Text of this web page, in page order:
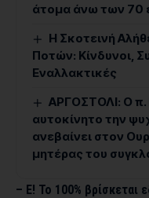
άτομα άνω των 70
Η Σκοτεινή
Ποτών: Κίνδυνοι,
Εναλλακτικές
ΑΡΓΟΣΤΟΛΙ: Ο π.
αυτοκίνητο την
ανεβαίνει στον
μητέρας του
– Ε! Το 100% βρίσκεται